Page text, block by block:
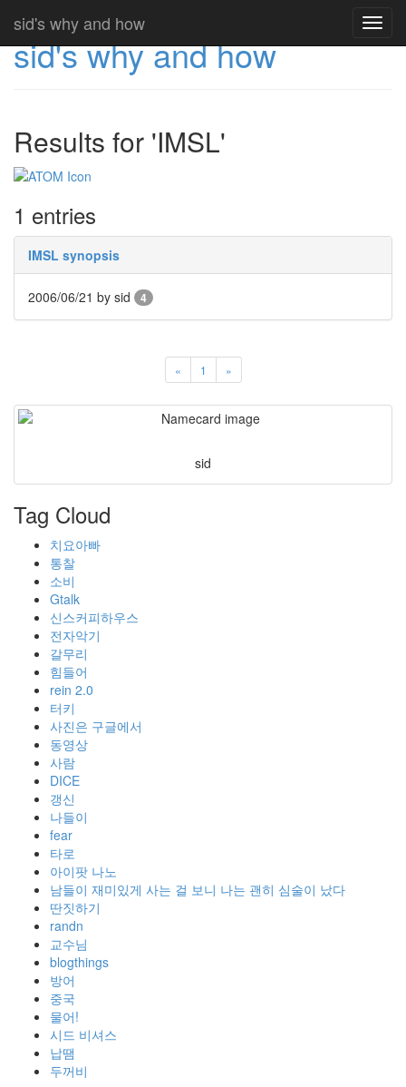
sid's why and how
sid's why and how
Results for 'IMSL'
1 entries
IMSL synopsis
2006/06/21 by sid 4
« 1 »
sid
Tag Cloud
치요아빠
통찰
소비
Gtalk
신스커피하우스
전자악기
갈무리
힘들어
rein 2.0
터키
사진은 구글에서
동영상
사람
DICE
갱신
나들이
fear
타로
아이팟 나노
남들이 재미있게 사는 걸 보니 나는 괜히 심술이 났다
딴짓하기
randn
교수님
blogthings
방어
중국
물어!
시드 비셔스
납땜
두꺼비